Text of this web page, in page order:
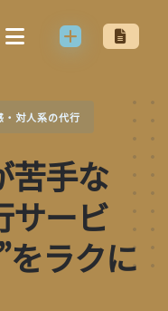
・対人系の代行
苦手な
サービ
をラクに